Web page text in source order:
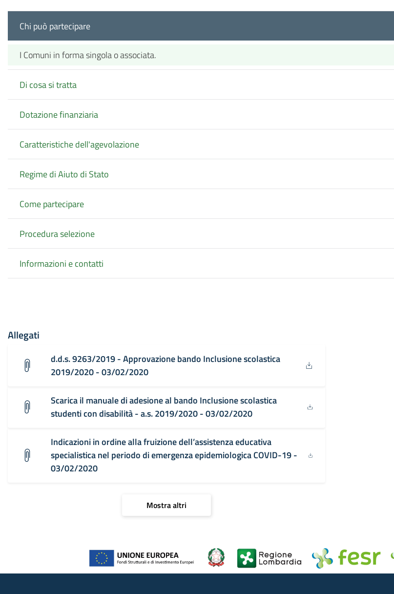
Chi può partecipare
I Comuni in forma singola o associata.
Di cosa si tratta
Dotazione finanziaria
Caratteristiche dell'agevolazione
Regime di Aiuto di Stato
Come partecipare
Procedura selezione
Informazioni e contatti
Allegati
d.d.s. 9263/2019 - Approvazione bando Inclusione scolastica
2019/2020 - 03/02/2020
Scarica il manuale di adesione al bando Inclusione scolastica
studenti con disabilità - a.s. 2019/2020 - 03/02/2020
Indicazioni in ordine alla fruizione dell’assistenza educativa
specialistica nel periodo di emergenza epidemiologica COVID-19 -
03/02/2020
Mostra altri